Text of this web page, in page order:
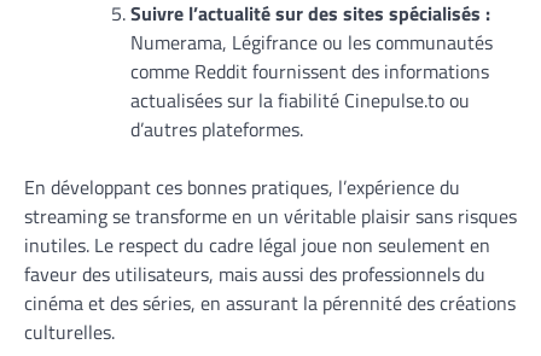
Suivre l’actualité sur des sites spécialisés :
Numerama, Légifrance ou les communautés
comme Reddit fournissent des informations
actualisées sur la fiabilité Cinepulse.to ou
d’autres plateformes.
En développant ces bonnes pratiques, l’expérience du
streaming se transforme en un véritable plaisir sans risques
inutiles. Le respect du cadre légal joue non seulement en
faveur des utilisateurs, mais aussi des professionnels du
cinéma et des séries, en assurant la pérennité des créations
culturelles.